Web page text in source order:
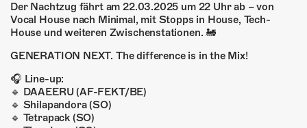
Der Nachtzug fährt am 22.03.2025 um 22 Uhr ab – von
Vocal House nach Minimal, mit Stopps in House, Tech-
House und weiteren Zwischenstationen. 🚂
GENERATION NEXT. The difference is in the Mix!
🎧 Line-up:
🔹 DAAEERU (AF-FEKT/BE)
🔹 Shilapandora (SO)
🔹 Tetrapack (SO)